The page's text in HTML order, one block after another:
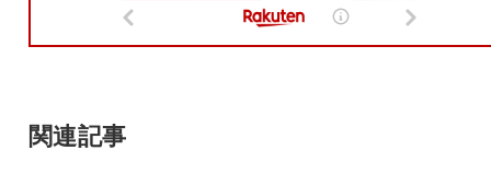
サイト
関連記事